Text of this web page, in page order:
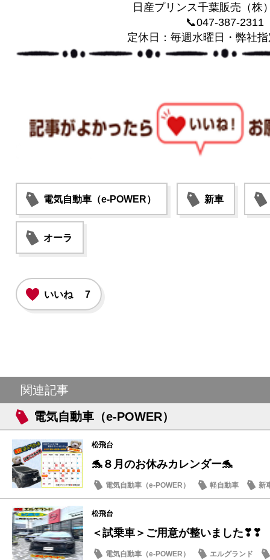
日産プリンス千葉販売（株
📞047-387-2311
定休日：毎週水曜日・弊社
電気自動車（e-POWER） 新車
オーラ
いいね 7
関連記事
電気自動車（e-POWER）
松飛台
🐬８月のお休みカレンダー🐬
電気自動車（e-POWER） 軽自動車
新
日産のお店
松飛台
＜試乗車＞ご用意が整いました❣❣
電気自動車（e-POWER） エルグランド